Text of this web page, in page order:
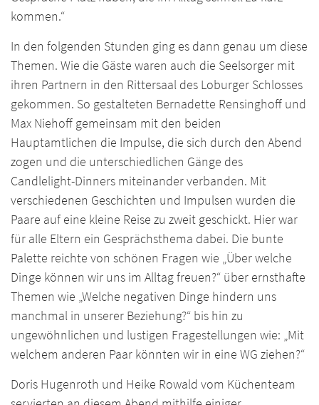
kommen.“
In den folgenden Stunden ging es dann genau um diese
Themen. Wie die Gäste waren auch die Seelsorger mit
ihren Partnern in den Rittersaal des Loburger Schlosses
gekommen. So gestalteten Bernadette Rensinghoff und
Max Niehoff gemeinsam mit den beiden
Hauptamtlichen die Impulse, die sich durch den Abend
zogen und die unterschiedlichen Gänge des
Candlelight-Dinners miteinander verbanden. Mit
verschiedenen Geschichten und Impulsen wurden die
Paare auf eine kleine Reise zu zweit geschickt. Hier war
für alle Eltern ein Gesprächsthema dabei. Die bunte
Palette reichte von schönen Fragen wie „Über welche
Dinge können wir uns im Alltag freuen?“ über ernsthafte
Themen wie „Welche negativen Dinge hindern uns
manchmal in unserer Beziehung?“ bis hin zu
ungewöhnlichen und lustigen Fragestellungen wie: „Mit
welchem anderen Paar könnten wir in eine WG ziehen?“
Doris Hugenroth und Heike Rowald vom Küchenteam